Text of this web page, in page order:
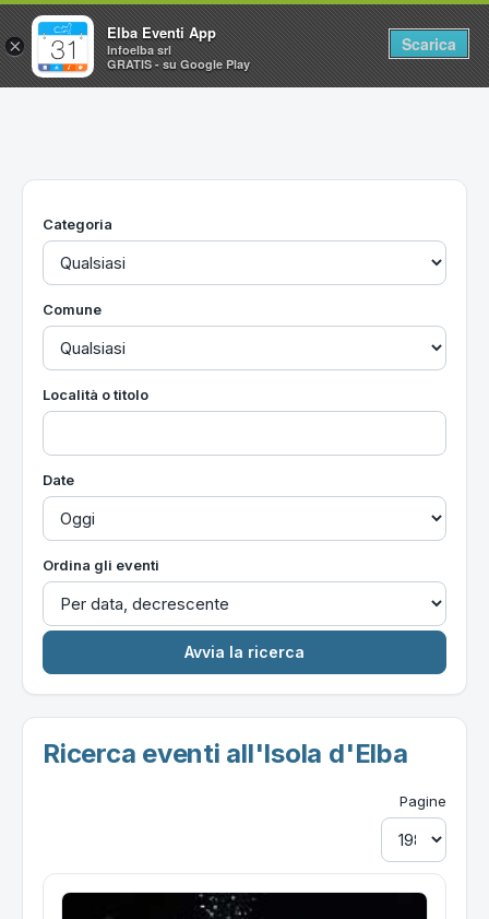
Home
Utilità
Categoria
Comune
Località o titolo
Date
Ordina gli eventi
Ricerca eventi all'Isola d'Elba
Pagine
×
Elba Eventi App
Infoelba srl
GRATIS - su Google Play
Scarica